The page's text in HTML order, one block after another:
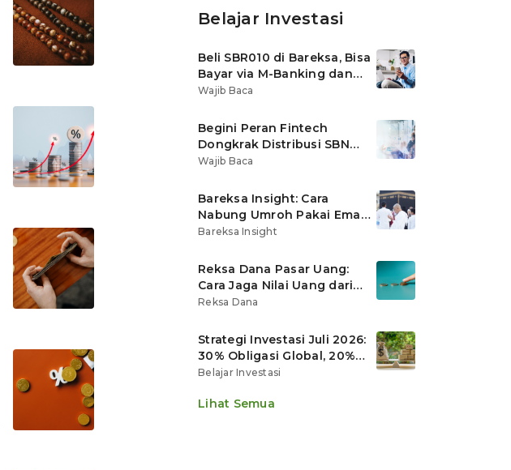
Belajar Investasi
Beli SBR010 di Bareksa, Bisa
Bayar via M-Banking dan
OVO di Tokopedia
Wajib Baca
Begini Peran Fintech
Dongkrak Distribusi SBN
Ritel
Wajib Baca
Bareksa Insight: Cara
Nabung Umroh Pakai Emas
Digital agar Nilainya
Bareksa Insight
Reksa Dana Pasar Uang:
Cara Jaga Nilai Uang dari
Gerusan Inflasi
Reksa Dana
Strategi Investasi Juli 2026:
30% Obligasi Global, 20%
Emas, Saham Ekspor Jadi
Belajar Investasi
Lihat Semua